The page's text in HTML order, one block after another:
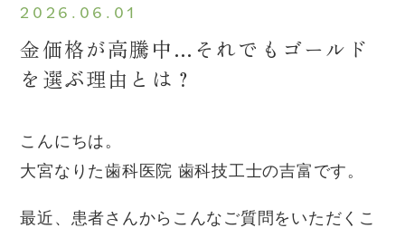
2026.06.01
金価格が高騰中…それでもゴールド
を選ぶ理由とは？
こんにちは。
大宮なりた歯科医院 歯科技工士の吉富です。
最近、患者さんからこんなご質問をいただくこ